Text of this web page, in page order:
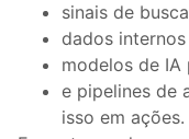
sinais de
dados
modelos de IA
e pipelines de
isso em ações.